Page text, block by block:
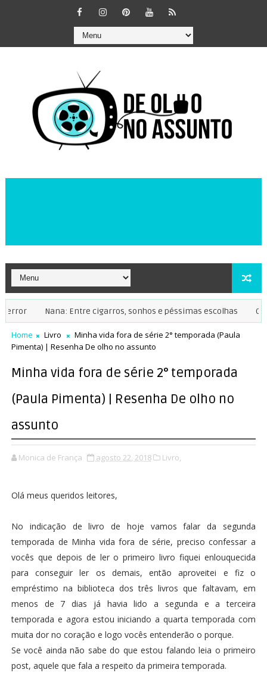
Nana: Entre cigarros, sonhos e péssimas escolhas
Home Livro
Minha vida fora de série 2° temporada (Paula
Pimenta) | Resenha De olho no assunto
Minha vida fora de série 2° temporada
(Paula Pimenta) | Resenha De olho no
assunto
Monica de França agosto 22, 2018 Livro,
Olá meus queridos leitores,
No indicação de livro de hoje vamos falar da segunda
temporada de Minha vida fora de série, preciso confessar a
vocês que depois de ler o primeiro livro fiquei enlouquecida
para conseguir ler os demais, então aproveitei e fiz o
empréstimo na biblioteca dos três livros que faltavam, em
menos de 7 dias já havia lido a segunda e a terceira
temporada e agora estou iniciando a quarta temporada com
muita dor no coração e logo vocês entenderão o porque.
Se você ainda não sabe do que estou falando leia o primeiro
post, aquele que fala a respeito da primeira temporada.